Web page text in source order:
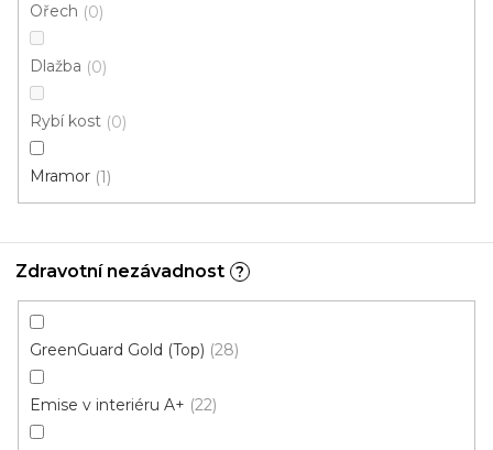
Ořech 0
Dlažba 0
Rybí kost 0
Mramor 1
Zdravotní nezávadnost ?
GreenGuard Gold (Top) 28
Emise v interiéru A+ 22
od
599 Kč
Click (plovoucí)